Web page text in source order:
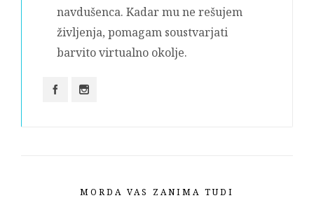
navdušenca. Kadar mu ne rešujem
življenja, pomagam soustvarjati
barvito virtualno okolje.
MORDA VAS ZANIMA TUDI